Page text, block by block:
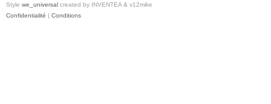
Style we_universal created by INVENTEA & v12mike
Confidentialité | Conditions